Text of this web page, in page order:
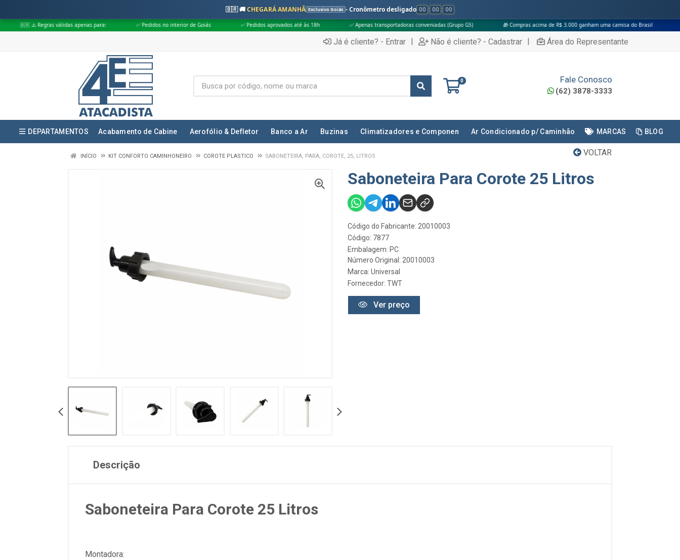
🇧🇷 🚚CHEGARÁ AMANHÃ Exclusivo Goiás - Cronômetro desligado 00 : 00 : 00
válidas apenas para: ✅ Pedidos no interior de Goiás ✅ Pedidos aprovados até às 18h ✅ Apenas transportadoras conveniadas (Grupo G5) 🎁 Compras acima de R$ 3.000 ganham uma camisa do Brasil
Já é cliente? - Entrar | Não é cliente? - Cadastrar | Área do Representante
0 Fale Conosco
(62) 3878-3333
DEPARTAMENTOS Acabamento de Cabine Aerofólio & Defletor Banco a Ar Buzinas Climatizadores e Componen Ar Condicionado p/ Caminhão MARCAS BLOG
VOLTAR
INÍCIO KIT CONFORTO CAMINHONEIRO COROTE PLASTICO SABONETEIRA, PARA, COROTE, 25, LITROS
Saboneteira Para Corote 25 Litros
Código do Fabricante: 20010003
Código: 7877
Embalagem: PC
Número Original: 20010003
Marca: Universal
Fornecedor: TWT
Ver preço
Descrição
Saboneteira Para Corote 25 Litros
Montadora: